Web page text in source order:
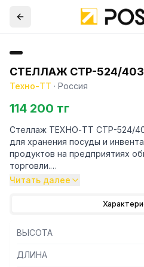
СТЕЛЛАЖ СТР-524/
Техно-ТТ · Россия
114 200 тг
Стеллаж ТЕХНО-ТТ СТР-524/
для хранения посуды и
продуктов на предприятиях
торговли.
430 толщиной 2 мм
— Четыре перфорированные
стали марки AISI 430 толщиной
Читать далее
ВЫСОТА
ДЛИНА